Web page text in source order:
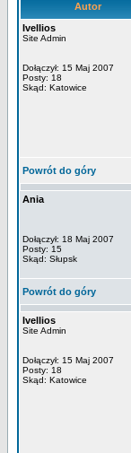
Autor
Ivellios
Site Admin
Dołączył: 15 Maj 2007
Posty: 18
Skąd: Katowice
Powrót do góry
Ania
Dołączył: 18 Maj 2007
Posty: 15
Skąd: Słupsk
Powrót do góry
Ivellios
Site Admin
Dołączył: 15 Maj 2007
Posty: 18
Skąd: Katowice